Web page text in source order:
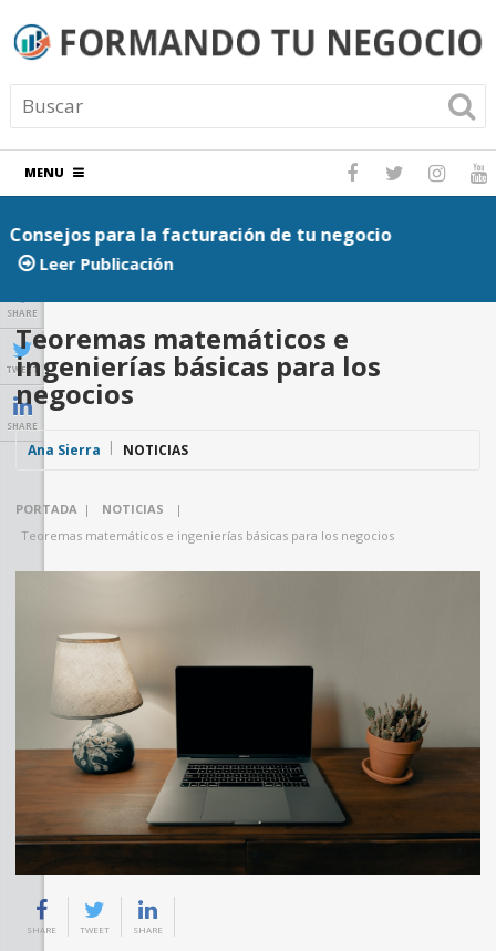
MENU
Consejos para la facturación de tu negocio
Leer Publicación
SHARE
TWEET
SHARE
Teoremas matemáticos e
ingenierías básicas para los
negocios
Ana Sierra NOTICIAS
PORTADA | NOTICIAS
|
Teoremas matemáticos e ingenierías básicas para los negocios
SHARE TWEET SHARE